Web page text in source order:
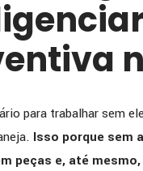
para trabalhar sem
Isso porque sem
peças e, até